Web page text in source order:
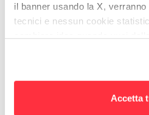
il banner usando la X,
tecnici e nessun cookie
Accetta
COSA PUOI
Punti di